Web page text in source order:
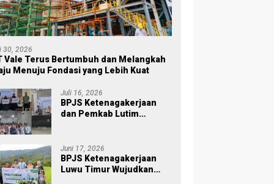
30, 2026
Vale Terus Bertumbuh dan Melangkah
Menuju Fondasi yang Lebih Kuat
Juli 16, 2026
BPJS Ketenagakerjaan
dan Pemkab Lutim
Serahkan Manfaat JKM Rp
84 Juta
Juni 17, 2026
BPJS Ketenagakerjaan
Luwu Timur Wujudkan